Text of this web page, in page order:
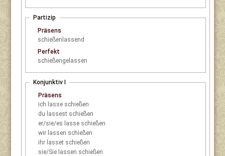
Partizip
Präsens
schießenlassend
Perfekt
schießengelassen
Konjunktiv I
Präsens
ich lasse schießen
du lassest schießen
er/sie/es lasse schießen
wir lassen schießen
ihr lasset schießen
sie/Sie lassen schießen